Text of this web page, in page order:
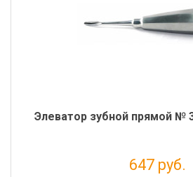
Элеватор зубной прямой №
647 руб.